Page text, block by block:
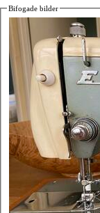
Bifogade bilder